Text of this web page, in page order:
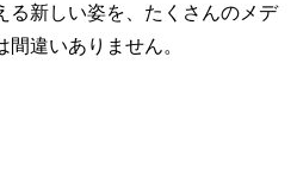
る新しい姿を、たくさんのメデ
違いありません。